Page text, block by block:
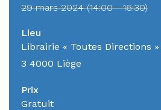
29 mars 2024 (14:00 - 16:30)
Lieu
Librairie « Toutes Directions
3 4000 Liège
Prix
Gratuit